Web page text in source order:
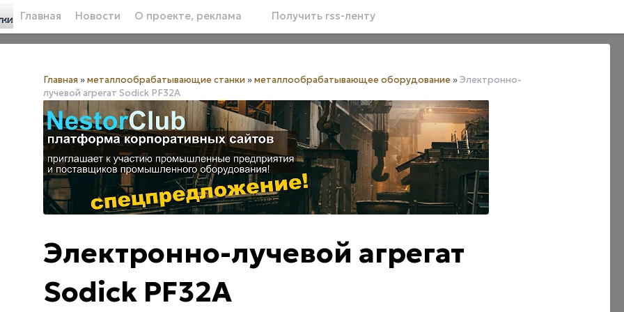
Главная Новости О проекте, реклама Получить rss-ленту
Главная »металлообрабатывающие станки »металлообрабатывающее оборудование »Электронно-
лучевой агрегат Sodick PF32A
Электронно-лучевой агрегат
Sodick PF32A